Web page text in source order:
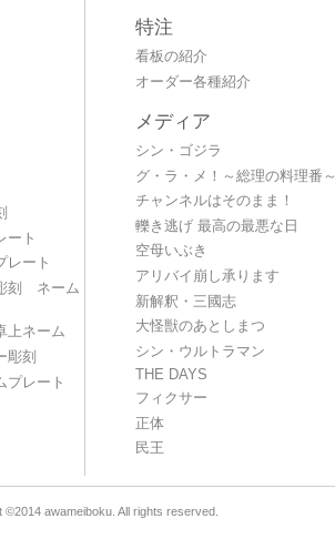
ト
ート
刻 ネーム
ネーム
刻
レート
特注
看板の紹介
オーダー各種紹介
メディア
シン・ゴジラ
グ・ラ・メ！～総理の料理番～
チャンネルはそのまま！
轢き逃げ 最高の最悪な日
空母いぶき
アリバイ崩し承ります
新解釈・三國志
大怪獣のあとしまつ
シン・ウルトラマン
THE DAYS
フィクサー
正体
民王
©2014 awameiboku. All rights reserved.